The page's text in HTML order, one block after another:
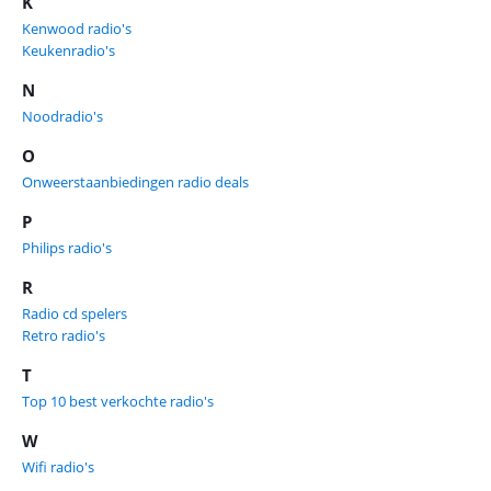
Kenwood radio's
Keukenradio's
N
Noodradio's
O
Onweerstaanbiedingen radio deals
P
Philips radio's
R
Radio cd spelers
Retro radio's
T
Top 10 best verkochte radio's
W
Wifi radio's